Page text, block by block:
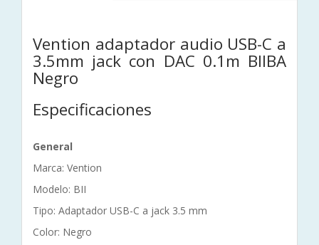
Vention adaptador audio USB-C a
3.5mm jack con DAC 0.1m BIIBA
Negro
Especificaciones
General
Marca: Vention
Modelo: BII
Tipo: Adaptador USB-C a jack 3.5 mm
Color: Negro